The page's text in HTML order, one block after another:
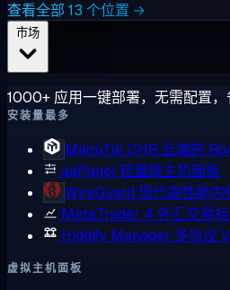
查看全部 13 个位置 →
1000+ 应用一键部署，无需配置，
安装量最多
MikroTik CHR 云端的
aaPanel轻量级主机面板
WireGuard 现代高性能内
MetaTrader 4 外汇交易
Hiddify Manager 多协议
虚拟主机面板